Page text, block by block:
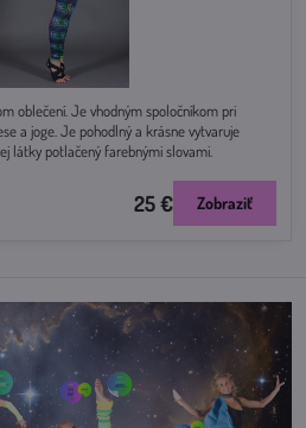
oblečení. Je vhodným spoločníkom pri
a joge. Je pohodlný a krásne vytvaruje
látky potlačený farebnými slovami.
25 € Zobraziť